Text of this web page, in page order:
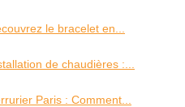
le bracelet en...
de chaudières :...
Paris : Comment...